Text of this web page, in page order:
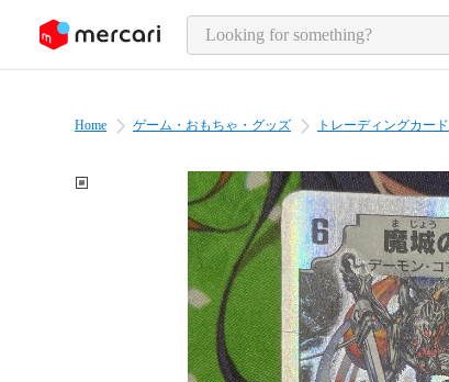
page content
Home ゲーム・おもちゃ・グッズ トレーディングカード